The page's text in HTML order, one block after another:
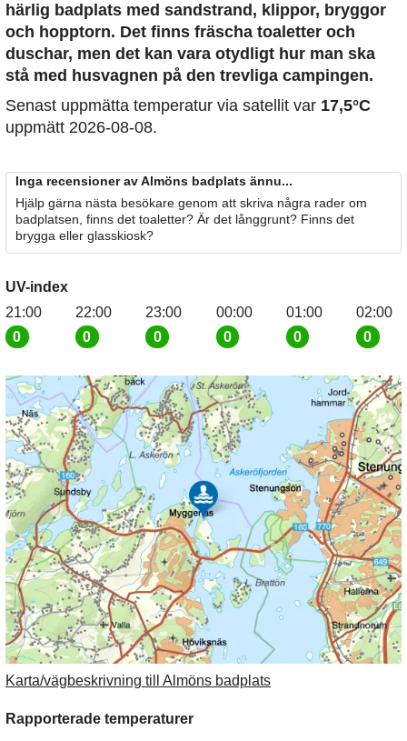
härlig badplats med sandstrand, klippor, bryggor
och hopptorn. Det finns fräscha toaletter och
duschar, men det kan vara otydligt hur man ska
stå med husvagnen på den trevliga campingen.
Senast uppmätta temperatur via satellit var 17,5°C
uppmätt 2026-08-08.
Inga recensioner av Almöns badplats ännu...
Hjälp gärna nästa besökare genom att skriva några rader om
badplatsen, finns det toaletter? Är det långgrunt? Finns det
brygga eller glasskiosk?
UV-index
21:00
0
22:00
0
23:00
0
00:00
0
01:00
0
02:00
0
Karta/vägbeskrivning till Almöns badplats
Rapporterade temperaturer